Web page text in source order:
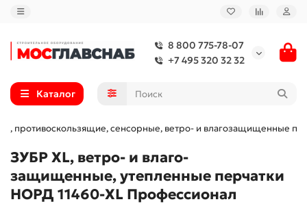
8 800 775-78-07
+7 495 320 32 32
Каталог
противоскользящие, сенсорные, ветро- и влагозащищенные
ЗУБР XL, ветро- и влаго-
защищенные, утепленные перчатки
НОРД 11460-XL Профессионал